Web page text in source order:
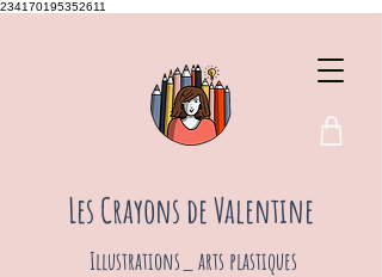
234170195352611
Illustrations_ arts plastiques
Les Crayons de Valentine